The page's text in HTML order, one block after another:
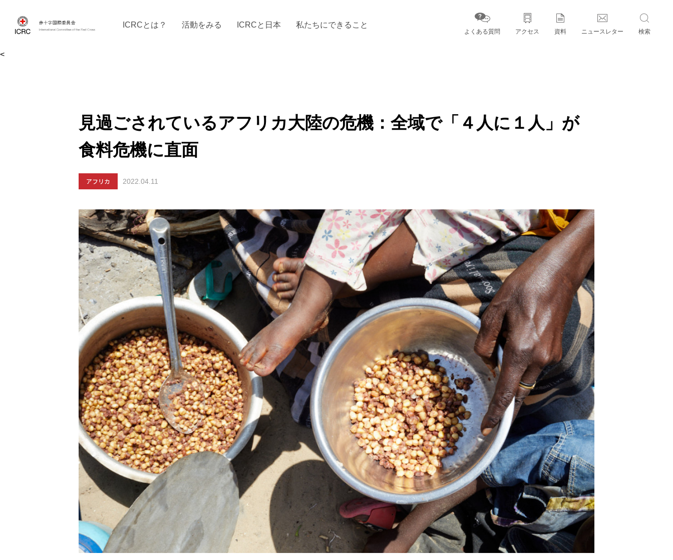
<
よくある質問 アクセス 資料 ニュースレター 検索
ICRCとは？ 活動をみる ICRCと日本 私たちにできること
見過ごされているアフリカ大陸の危機：全域で「４人に１人」が
食料危機に直面
アフリカ 2022.04.11